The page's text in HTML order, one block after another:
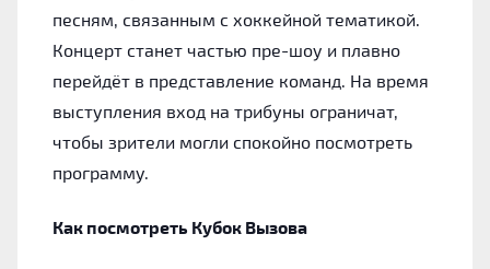
песням, связанным с хоккейной тематикой.
Концерт станет частью пре-шоу и плавно
перейдёт в представление команд. На время
выступления вход на трибуны ограничат,
чтобы зрители могли спокойно посмотреть
программу.
Как посмотреть Кубок Вызова